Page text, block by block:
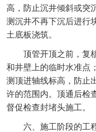
高，防止沉井倾斜或突
测沉井不再下沉后进行
土底板浇筑。
顶管开顶之前，复
和井壁上的临时水准点
测顶进轴线标高，防止
许的范围内。顶通后检
督促检查封堵头施工。
六、施工阶段的工